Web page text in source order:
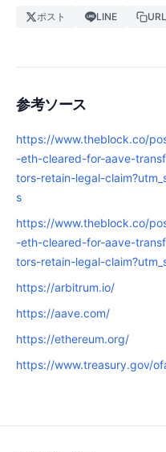
ポスト LINE
参考ソース
https://www.theblock.co/
-eth-cleared-for-aave-
tors-retain-legal-
s
https://www.theblock.co/
-eth-cleared-for-aave-
tors-retain-legal-
https://arbitrum.io/
https://aave.com/
https://ethereum.org/
https://www.treasury.gov/